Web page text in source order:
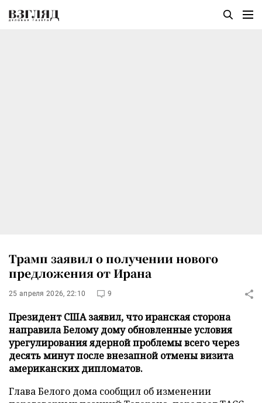
Трамп заявил о получении нового
предложения от Ирана
25 апреля 2026, 22:10 9
Президент США заявил, что иранская сторона
направила Белому дому обновленные условия
урегулирования ядерной проблемы всего через
десять минут после внезапной отмены визита
американских дипломатов.
Глава Белого дома сообщил об изменении